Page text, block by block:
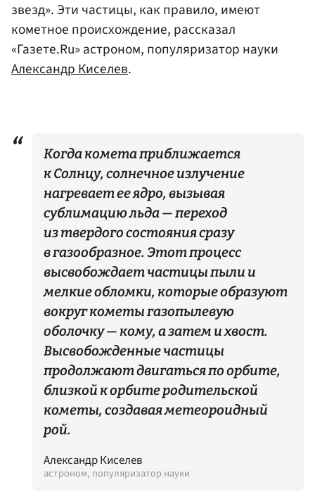
звезд». Эти частицы, как правило, имеют
кометное происхождение, рассказал
«Газете.Ru» астроном, популяризатор науки
Александр Киселев.
Когда комета приближается
к Солнцу, солнечное излучение
нагревает ее ядро, вызывая
сублимацию льда — переход
из твердого состояния сразу
в газообразное. Этот процесс
высвобождает частицы пыли и
мелкие обломки, которые образуют
вокруг кометы газопылевую
оболочку — кому, а затем и хвост.
Высвобожденные частицы
продолжают двигаться по орбите,
близкой к орбите родительской
кометы, создавая метеороидный
рой.
Александр Киселев
астроном, популяризатор науки